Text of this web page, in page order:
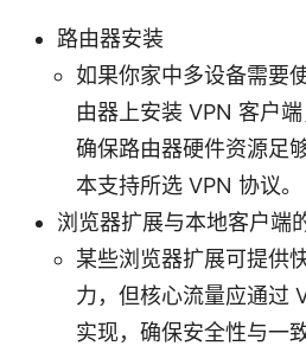
路由器安装
如果你家中多设备需要
由器上安装 VPN 客户
确保路由器硬件资源足
本支持所选 VPN 协议。
浏览器扩展与本地客户端
某些浏览器扩展可提供
力，但核心流量应通过
实现，确保安全性与一致